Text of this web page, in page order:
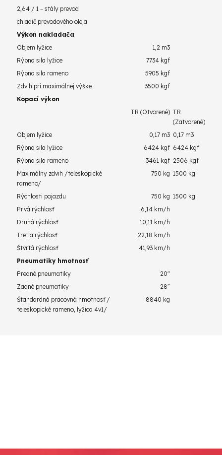
2,64 / 1 – stály prevod
chladič prevodového oleja
Výkon nakladača
Objem lyžice
1,2 m3
Rýpna sila lyžice
7734 kgf
Rýpna sila rameno
5905 kgf
Zdvih pri maximálnej výške
3500 kgf
Kopací výkon
TR (Otvorené) TR
(Zatvorené)
Objem lyžice
0,17 m3 0,17 m3
Rýpna sila lyžice
6424 kgf 6424 kgf
Rýpna sila rameno
3461 kgf 2506 kgf
Maximálny zdvih /teleskopické
rameno/
750 kg 1500 kg
Rýchlosti pojazdu 750 kg 1500 kg
Prvá rýchlosť
6,14 km/h
Druhá rýchlosť
10,11 km/h
Tretia rýchlosť
22,18 km/h
Štvrtá rýchlosť
41,93 km/h
Pneumatiky hmotnosť
Predné pneumatiky
20"
Zadné pneumatiky
28”
Štandardná pracovná hmotnosť /
teleskopické rameno, lyžica 4v1/
8840 kg